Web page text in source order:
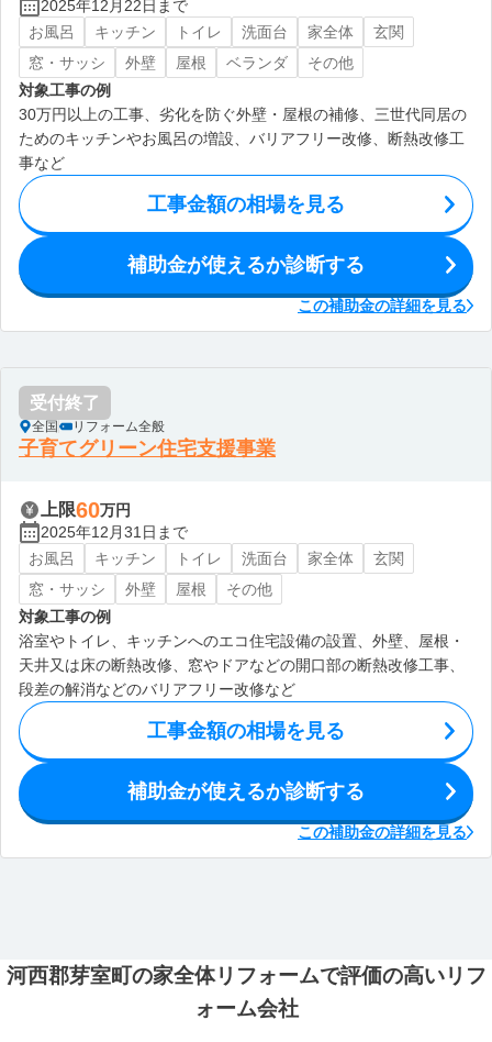
2025年12月22日まで
お風呂
キッチン トイレ 洗面台 家全体
玄関
窓・サッシ
外壁 屋根 ベランダ
その他
対象工事の例
30万円以上の工事、劣化を防ぐ外壁・屋根の補修、三世代同居の
ためのキッチンやお風呂の増設、バリアフリー改修、断熱改修工
事など
工事金額の相場を見る
補助金が使えるか診断する
この補助金の詳細を見る
受付終了
全国 リフォーム全般
子育てグリーン住宅支援事業
上限60万円
2025年12月31日まで
お風呂
キッチン トイレ 洗面台 家全体
玄関
窓・サッシ
外壁 屋根
その他
対象工事の例
浴室やトイレ、キッチンへのエコ住宅設備の設置、外壁、屋根・
天井又は床の断熱改修、窓やドアなどの開口部の断熱改修工事、
段差の解消などのバリアフリー改修など
工事金額の相場を見る
補助金が使えるか診断する
この補助金の詳細を見る
河西郡芽室町の家全体リフォームで評価の高いリフ
ォーム会社